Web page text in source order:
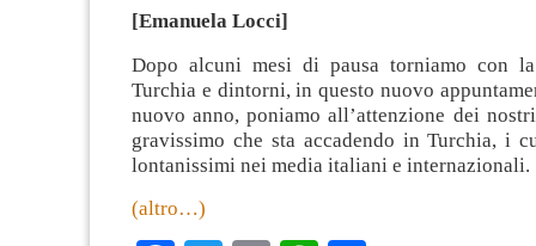
[Emanuela Locci]
Dopo alcuni mesi di pausa torniamo con
Turchia e dintorni, in questo nuovo
nuovo anno, poniamo all’attenzione dei
gravissimo che sta accadendo in Turchia, i
lontanissimi nei media italiani e internazionali.
(altro…)